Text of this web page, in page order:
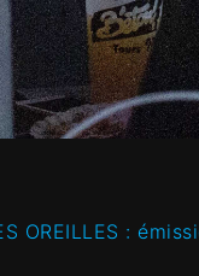
OREILLES :